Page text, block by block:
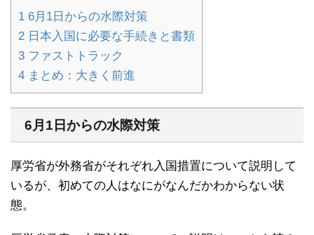
1 6月1日からの水際対策
2 日本入国に必要な手続きと書類
3 ファストトラック
4 まとめ：大きく前進
6月1日からの水際対策
厚労省が外務省がそれぞれ入国措置について説明して
いるが、初めての人はなにがなんだかわからない状
態。